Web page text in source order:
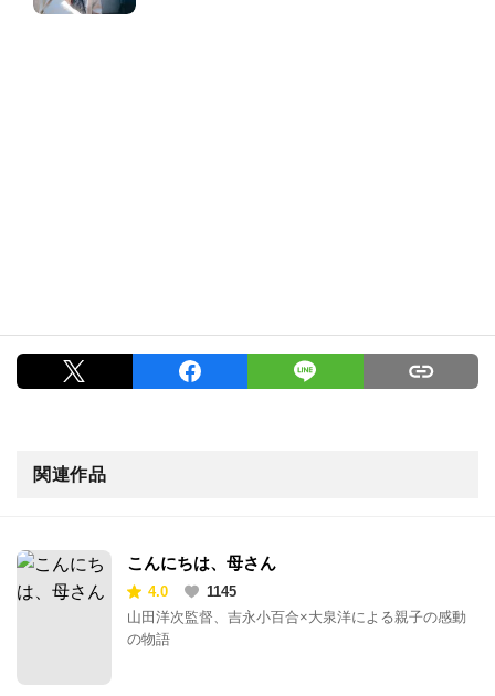
関連作品
こんにちは、母さん
4.0
1145
山田洋次監督、吉永小百合×大泉洋による親子の感動
の物語